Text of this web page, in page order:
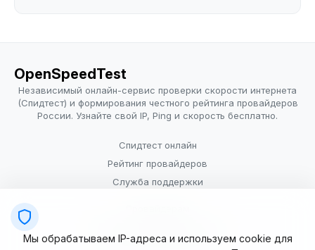
OpenSpeedTest
Независимый онлайн-сервис проверки скорости интернета
(Спидтест) и формирования честного рейтинга провайдеров
России. Узнайте свой IP, Ping и скорость бесплатно.
Спидтест онлайн
Рейтинг провайдеров
Служба поддержки
Условия использования
Мы обрабатываем IP-адреса и используем cookie для